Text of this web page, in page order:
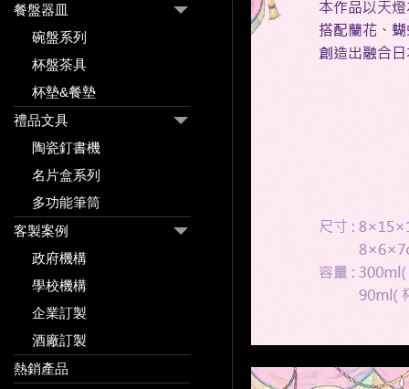
餐盤器皿
碗盤系列
杯盤茶具
杯墊&餐墊
禮品文具
陶瓷釘書機
名片盒系列
多功能筆筒
客製案例
政府機構
學校機構
企業訂製
酒廠訂製
熱銷產品